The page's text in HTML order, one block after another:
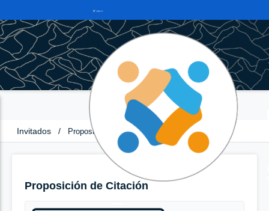
Invitados / Proposición de Citación
Proposición de Citación